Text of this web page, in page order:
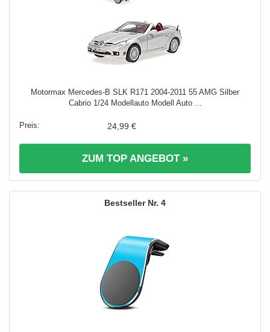
Motormax Mercedes-B SLK R171 2004-2011 55 AMG Silber
Cabrio 1/24 Modellauto Modell Auto ...
24,99 €
ZUM TOP ANGEBOT »
4